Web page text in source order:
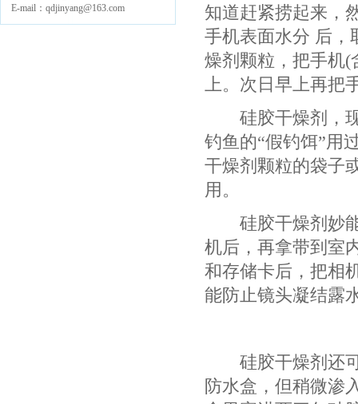
E-mail：qdjinyang@163.com
知道赶紧捞起来，
手机表面水分 后，
燥剂颗粒，把手机(
上。次日早上再把
硅胶干燥剂，现
钓鱼的“假钓饵”用
干燥剂颗粒的袋子
用。
硅胶干燥剂妙能
机后，再拿带到室
和存储卡后，把相
能防止镜头凝结露
硅胶干燥剂还可
防水盒，但稍微渗